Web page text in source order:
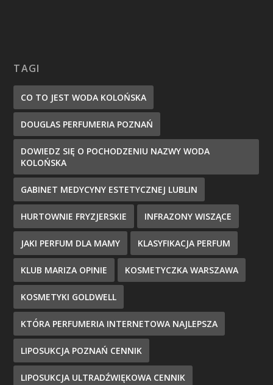
TAGI
CO TO JEST WODA KOLOŃSKA
DOUGLAS PERFUMERIA POZNAŃ
DOWIEDZ SIĘ O POCHODZENIU NAZWY WODA
KOLOŃSKA
GABINET MEDYCYNY ESTETYCZNEJ LUBLIN
HURTOWNIE FRYZJERSKIE INFRAZONY WISZĄCE
JAKI PERFUM DLA MAMY KLASYFIKACJA PERFUM
KLUB MARIZA OPINIE KOSMETYCZKA WARSZAWA
KOSMETYKI GOLDWELL
KTÓRA PERFUMERIA INTERNETOWA NAJLEPSZA
LIPOSUKCJA POZNAŃ CENNIK
LIPOSUKCJA ULTRADŹWIĘKOWA CENNIK